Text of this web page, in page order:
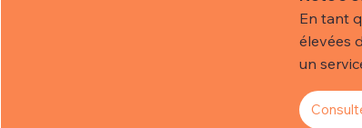
En tant
élevées
un